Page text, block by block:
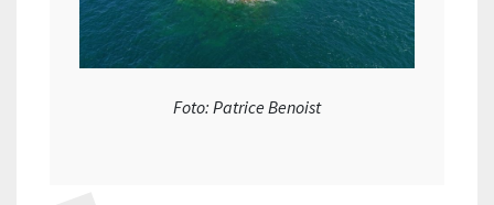
Foto: Patrice Benoist